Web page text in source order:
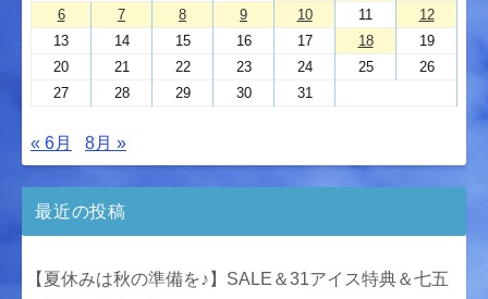
6
7 8 9 10 11
12
13
14 15 16 17 18
19
20
21 22 23 24 25
26
27
28 29 30 31
« 6月 8月 »
最近の投稿
【夏休みは秋の準備を♪】SALE＆31アイス特典＆七五